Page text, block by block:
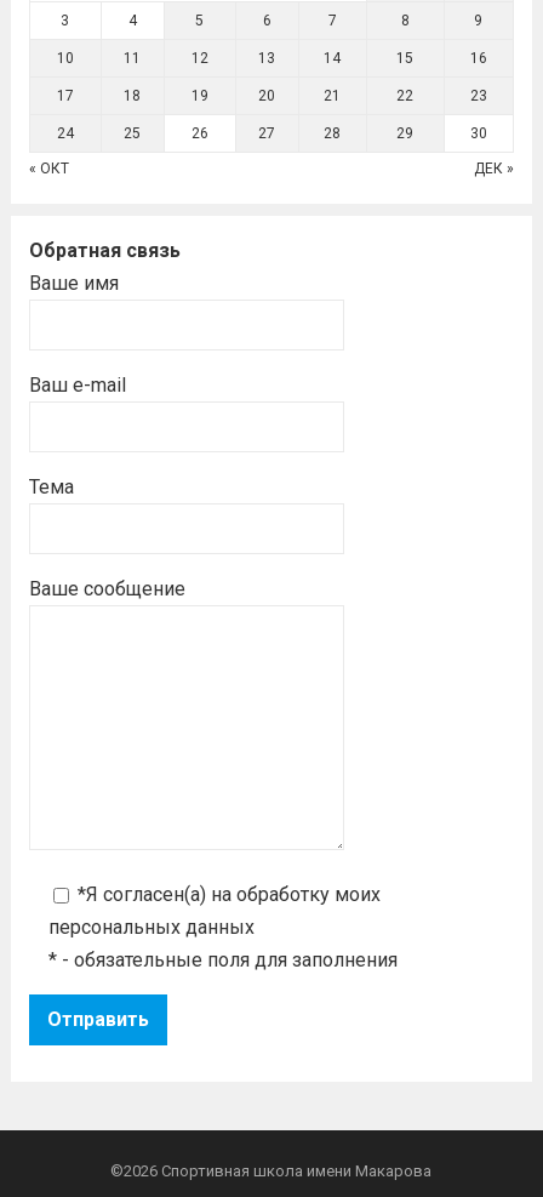
3 4 5 6 7 8 9
10 11 12 13 14 15 16
17 18 19 20 21 22 23
24 25 26 27 28 29 30
« ОКТ ДЕК »
Обратная связь
Ваше имя
Ваш e-mail
Тема
Ваше сообщение
*Я согласен(а) на обработку моих
персональных данных
* - обязательные поля для заполнения
©2026 Спортивная школа имени Макарова